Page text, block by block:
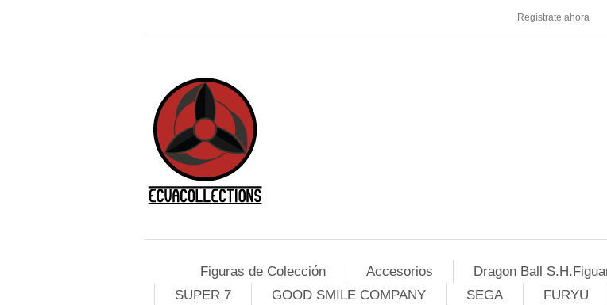
Regístrate ahora
Figuras de Colección Accesorios Dragon Ball
SUPER 7
GOOD SMILE COMPANY SEGA FURYU